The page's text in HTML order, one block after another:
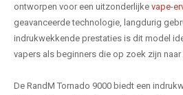
ontworpen voor een uitzonderlijke vape-
geavanceerde technologie, langdurig
indrukwekkende prestaties is dit model
vapers als beginners die op zoek zijn naar
De RandM Tornado 9000 biedt een